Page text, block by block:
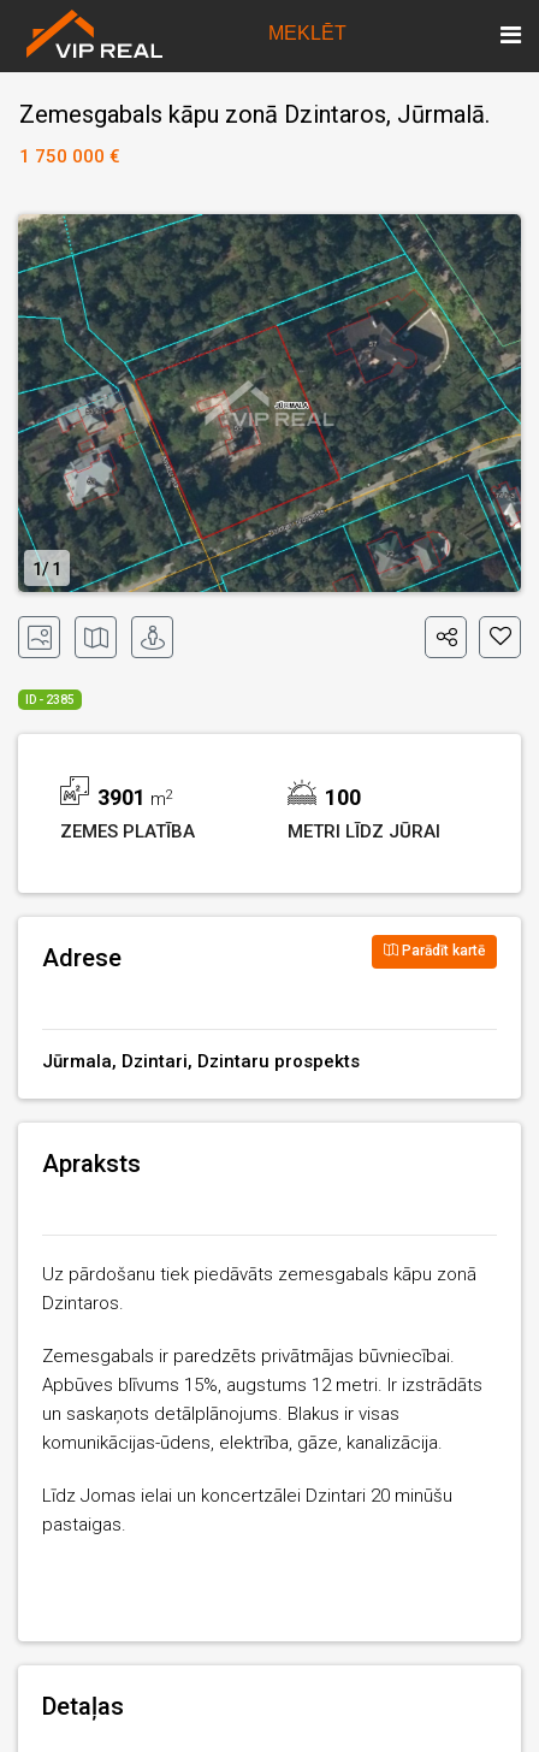
MEKLĒT
Zemesgabals kāpu zonā Dzintaros, Jūrmalā.
1 750 000 €
1 1
ID - 2385
3901 m2
ZEMES PLATĪBA
100
METRI LĪDZ JŪRAI
Adrese Parādīt kartē
Jūrmala, Dzintari, Dzintaru prospekts
Apraksts
Uz pārdošanu tiek piedāvāts zemesgabals kāpu zonā
Dzintaros.
Zemesgabals ir paredzēts privātmājas būvniecībai.
Apbūves blīvums 15%, augstums 12 metri. Ir izstrādāts
un saskaņots detālplānojums. Blakus ir visas
komunikācijas-ūdens, elektrība, gāze, kanalizācija.
Līdz Jomas ielai un koncertzālei Dzintari 20 minūšu
pastaigas.
Detaļas